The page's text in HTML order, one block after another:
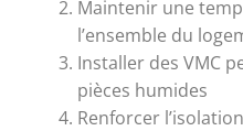
Maintenir une
l’ensemble du
Installer des VMC
pièces humides
Renforcer